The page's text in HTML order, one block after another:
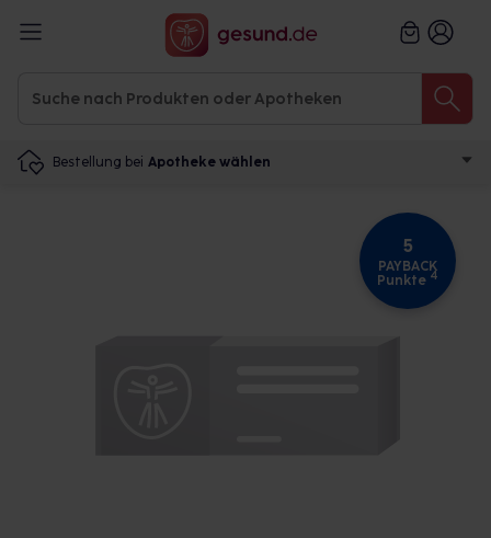
Bestellung bei Apotheke wählen
5
PAYBACK
Punkte 4